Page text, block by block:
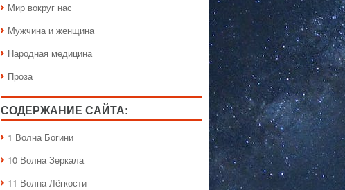
Мир вокруг нас
Мужчина и женщина
Народная медицина
Проза
СОДЕРЖАНИЕ САЙТА:
1 Волна Богини
10 Волна Зеркала
11 Волна Лёгкости